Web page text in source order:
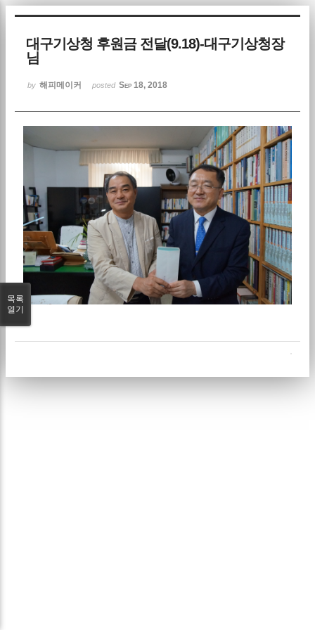
대구기상청 후원금 전달(9.18)-대구기상청장
님
by 해피메이커 posted Sep 18, 2018
목록
열기
Sketchbook5, 스케치북5
Sketchbook5, 스케치북5